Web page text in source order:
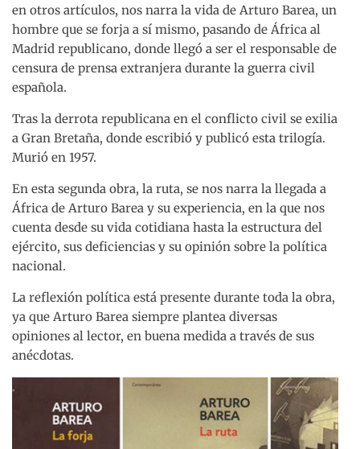
en otros artículos, nos narra la vida de Arturo Barea, un
hombre que se forja a sí mismo, pasando de África al
Madrid republicano, donde llegó a ser el responsable de
censura de prensa extranjera durante la guerra civil
española.
Tras la derrota republicana en el conflicto civil se exilia
a Gran Bretaña, donde escribió y publicó esta trilogía.
Murió en 1957.
En esta segunda obra, la ruta, se nos narra la llegada a
África de Arturo Barea y su experiencia, en la que nos
cuenta desde su vida cotidiana hasta la estructura del
ejército, sus deficiencias y su opinión sobre la política
nacional.
La reflexión política está presente durante toda la obra,
ya que Arturo Barea siempre plantea diversas
opiniones al lector, en buena medida a través de sus
anécdotas.